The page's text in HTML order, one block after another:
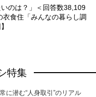
いのは？」＜回答数38,109
食住「みんなの暮らし調
特集
に潜む“人身取引”のリアル